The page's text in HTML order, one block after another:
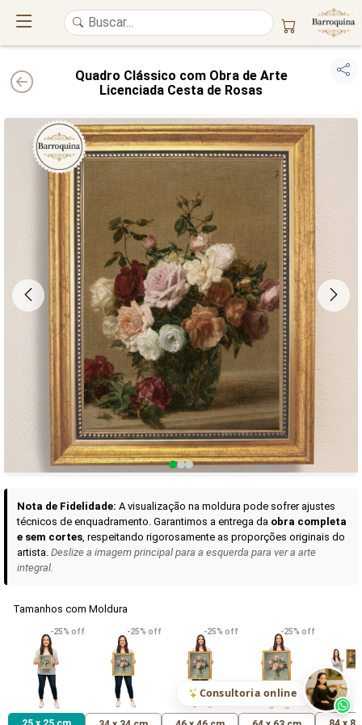
UM ATELIÊ 100% FINE ART
Trazemos a imponência dasmaiores obras de arte do mundo para o
alto padrão da sua casa. Nosso acervo reúne a genialidade de grandes
pintores renomados , resgatandoartes reais e o requinte inconfundível
das obras doséculo XIX. Produção artesanal emCanvas 100% Algodão
molduras em
Madeira Maciça e impressão comPigmentação Mineral
QUALIDADE DE MUSEU GARANTIA ETERNA
Curadoria das Campanhas
A seleção de obras-primas apresentadas em nossos vídeos nas redes
sociais, reunidas aqui para sua apreciação.
VER DETALHES
Madona de Loreto
R$ 538,42
VER DETALHES
Narciso- caravaggio
R$ 365,92
VER
Maria
uma Rosa
R$ 365,92
Consultoria online
Quadro Clássico com Obra de Arte
Licenciada Cesta de Rosas
Nota de Fidelidade: A visualização na moldura pode sofrer ajustes
técnicos de enquadramento. Garantimos a entrega da obra completa
e sem cortes, respeitando rigorosamente as proporções originais do
artista. Deslize a imagem principal para a esquerda para ver a arte
integral.
Tamanhos com Moldura
-25% off -25% off -25% off -25% off